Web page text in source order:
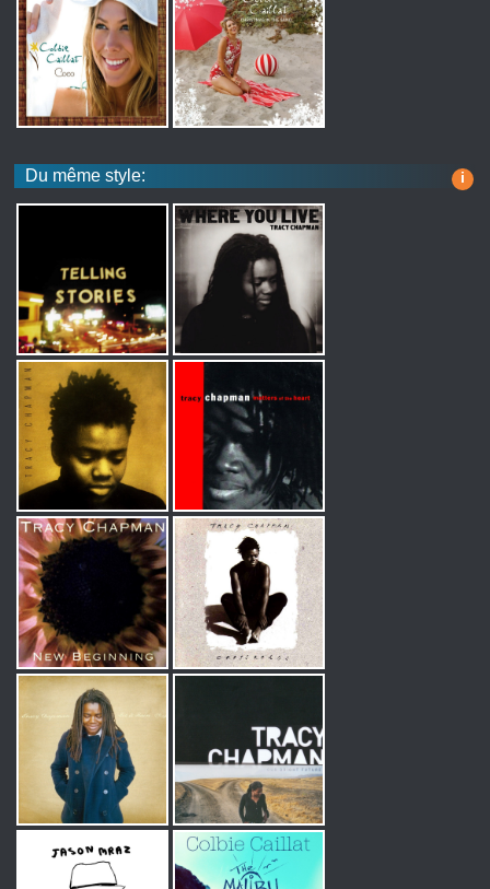
Du même style: i